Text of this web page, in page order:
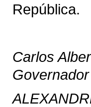
República.
Carlos